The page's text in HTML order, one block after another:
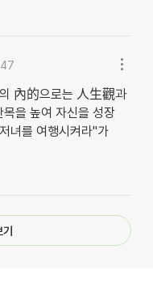
內的으로는 人生觀과
을 높여 자신을 성장
녀를 여행시켜라"가
기